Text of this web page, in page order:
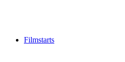
Filmstarts